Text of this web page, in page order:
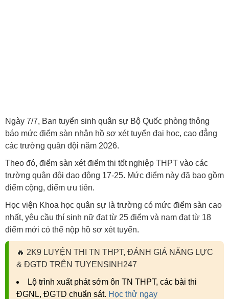
Ngày 7/7, Ban tuyển sinh quân sự Bộ Quốc phòng thông
báo mức điểm sàn nhận hồ sơ xét tuyển đại học, cao đẳng
các trường quân đội năm 2026.
Theo đó, điểm sàn xét điểm thi tốt nghiệp THPT vào các
trường quân đội dao động 17-25. Mức điểm này đã bao gồm
điểm cộng, điểm ưu tiên.
Học viện Khoa học quân sự là trường có mức điểm sàn cao
nhất, yêu cầu thí sinh nữ đạt từ 25 điểm và nam đạt từ 18
điểm mới có thể nộp hồ sơ xét tuyển.
🔥 2K9 LUYỆN THI TN THPT, ĐÁNH GIÁ NĂNG LỰC
& ĐGTD TRÊN TUYENSINH247
Lộ trình xuất phát sớm ôn TN THPT, các bài thi
ĐGNL, ĐGTD chuẩn sát. Học thử ngay